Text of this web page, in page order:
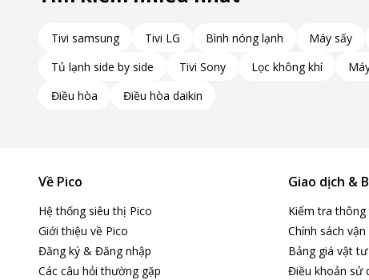
*Hình ảnh chỉ mang tính chất minh họa
Tivi samsung Tivi LG Bình nóng lạnh Máy sấy
Tủ lạnh side by side
Tivi Sony Lọc không khí
Điều hòa
Điều hòa daikin
Về Pico
Hệ thống siêu thị Pico
Giới thiệu về Pico
Đăng ký & Đăng nhập
Các câu hỏi thường gặp
Giao dịch &
Kiểm tra
Chính sách
Bảng giá vật
Điều khoản sử